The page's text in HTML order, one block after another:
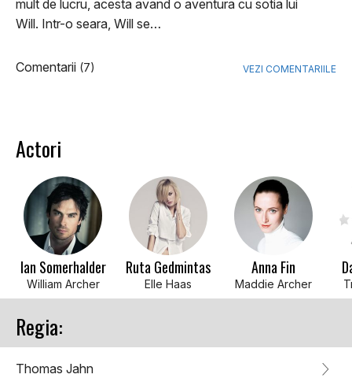
mult de lucru, acesta avand o aventura cu sotia lui
Will. Intr-o seara, Will se…
Comentarii (7) VEZI COMENTARIILE
Actori
Ian Somerhalder
William Archer
Ruta Gedmintas
Elle Haas
Anna Fin
Maddie Archer
Regia:
Thomas Jahn